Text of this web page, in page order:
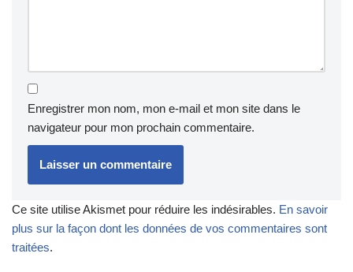
Enregistrer mon nom, mon e-mail et mon site dans le
navigateur pour mon prochain commentaire.
Ce site utilise Akismet pour réduire les indésirables. En savoir
plus sur la façon dont les données de vos commentaires sont
traitées.